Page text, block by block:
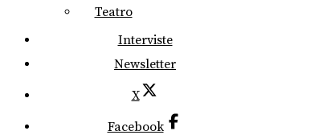
Teatro
Interviste
Newsletter
X
Facebook